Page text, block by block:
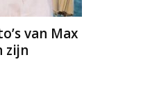
van Max
zijn